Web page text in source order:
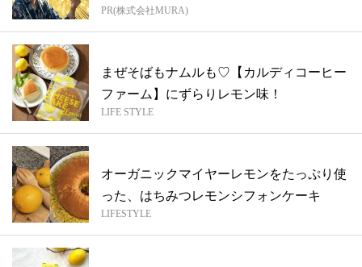
PR(株式会社MURA)
まぜそばもナムルも♡【カルディコーヒー
ファーム】にずらりレモン味！
LIFE STYLE
オーガニックマイヤーレモンをたっぷり使
った、はちみつレモンシフォンケーキ
LIFESTYLE